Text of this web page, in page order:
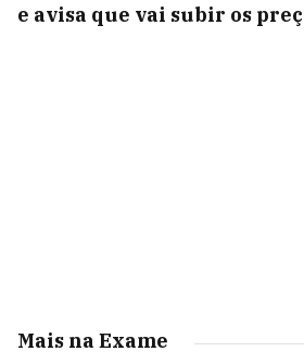
e avisa que vai subir os
Mais na Exame